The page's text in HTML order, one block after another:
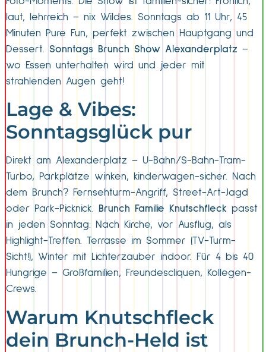
laut, lehrreich – nix Wildes. Sonntags ab 11 Uhr, 45
Minuten Pure Fun, perfekt zwischen Hauptgang und
Dessert. Sonntags Brunch Show Alexanderplatz –
wo Essen unterhalten wird und jeder mit
strahlenden Augen geht!
Lage & Vibes:
Sonntagsglück pur
Direkt am Alexanderplatz – U-Bahn/S-Bahn-Tram-
Turbo, Parkplätze winken, kinderwagen-sicher. Nach
dem Brunch? Fernsehturm-Angriff, Street-Art-Jagd
oder Park-Picknick.
Brunch Familie Knutschfleck passt
in jeden Sonntag: Nach Kirche, vor Ausflug, als
Highlight-Treffen. Terrasse im Sommer (TV-Turm-
Sicht!), Winter mit Lichterzauber indoor. Für 4 bis 40
Hungrige – Großfamilien, Freundescliquen, Kollegen-
Crews.
Warum Knutschfleck
dein Brunch-Held ist